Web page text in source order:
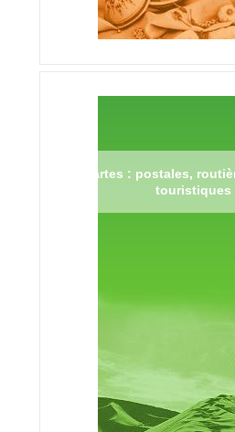
Cartes : postales,
touristiques